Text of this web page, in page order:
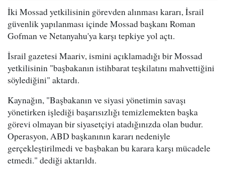
İki Mossad yetkilisinin görevden alınması kararı, İsrail
güvenlik yapılanması içinde Mossad başkanı Roman
Gofman ve Netanyahu'ya karşı tepkiye yol açtı.
İsrail gazetesi Maariv, ismini açıklamadığı bir Mossad
yetkilisinin "başbakanın istihbarat teşkilatını mahvettiğini
söylediğini" aktardı.
Kaynağın, "Başbakanın ve siyasi yönetimin savaşı
yönetirken işlediği başarısızlığı temizlemekten başka
görevi olmayan bir siyasetçiyi atadığınızda olan budur.
Operasyon, ABD başkanının kararı nedeniyle
gerçekleştirilmedi ve başbakan bu karara karşı mücadele
etmedi." dediği aktarıldı.